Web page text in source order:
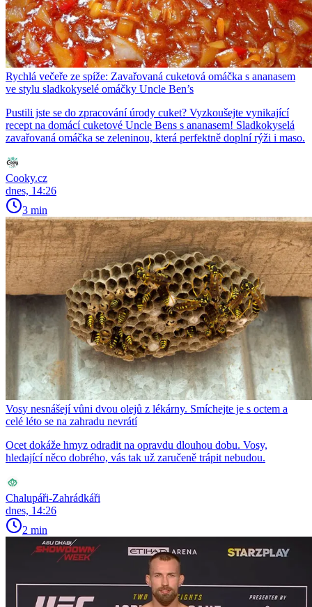
Rychlá večeře ze spíže: Zavařovaná cuketová omáčka s ananasem
ve stylu sladkokyselé omáčky Uncle Ben’s
Pustili jste se do zpracování úrody cuket? Vyzkoušejte vynikající
recept na domácí cuketové Uncle Bens s ananasem! Sladkokyselá
zavařovaná omáčka se zeleninou, která perfektně doplní rýži i maso.
Cooky.cz
dnes, 14:26
3 min
Vosy nesnášejí vůni dvou olejů z lékárny. Smíchejte je s octem a
celé léto se na zahradu nevrátí
Ocet dokáže hmyz odradit na opravdu dlouhou dobu. Vosy,
hledající něco dobrého, vás tak už zaručeně trápit nebudou.
Chalupáři-Zahrádkáři
dnes, 14:26
2 min